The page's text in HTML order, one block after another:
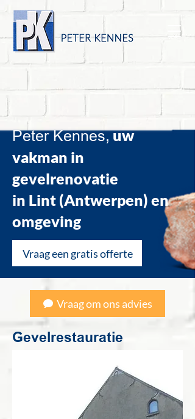
Peter Kennes,uw
vakman in
gevelrenovatie
in Lint (Antwerpen) en
omgeving
Vraag een gratis offerte
Vraag om ons advies
Gevelrestauratie